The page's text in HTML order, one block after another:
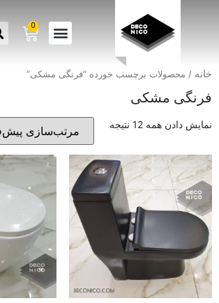
0
خانه / محصولات برچسب خورده “فرنگی مشکی”
فرنگی مشکی
نمایش دادن همه 12 نتیجه